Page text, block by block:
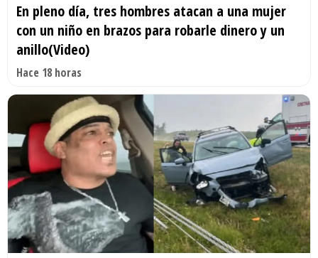
En pleno día, tres hombres atacan a una mujer
con un niño en brazos para robarle dinero y un
anillo(Video)
Hace 18 horas